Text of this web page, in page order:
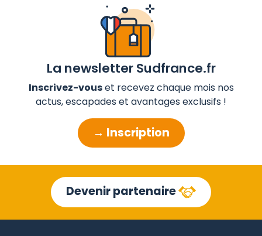
La newsletter Sudfrance.fr
Inscrivez-vouset recevez chaque mois nos
actus, escapades et avantages exclusifs !
→ Inscription
Devenir partenaire